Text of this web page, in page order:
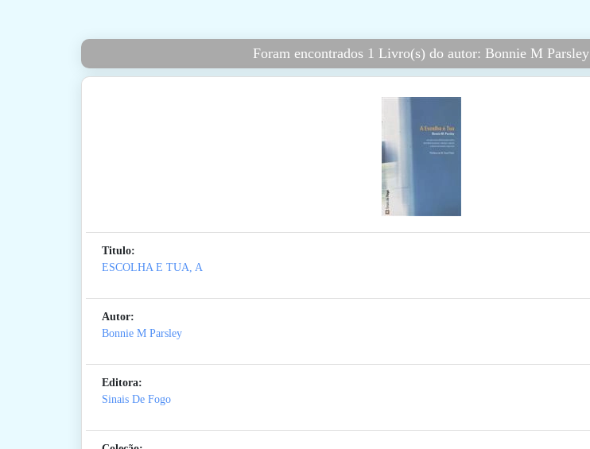
Foram encontrados 1 Livro(s) do autor: Bonnie M Parsley
Titulo:
ESCOLHA E TUA, A
Autor:
Bonnie M Parsley
Editora:
Sinais De Fogo